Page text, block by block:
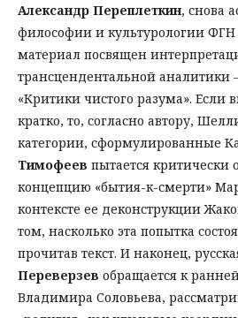
Александр Переплеткин, снова
философии и культурологии
материал посвящен
трансцендентальной аналитики
«Критики чистого разума». Если
кратко, то, согласно автору,
категории, сформулированные
Тимофеев пытается критически
концепцию «бытия-к-смерти»
контексте ее деконструкции
том, насколько эта попытка
прочитав текст. И наконец,
Переверзев обращается к
Владимира Соловьева,